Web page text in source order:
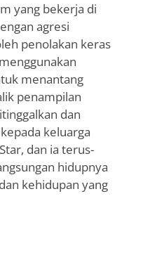
yang bekerja di
agresi
penolakan keras
menantang
penampilan
dan
keluarga
dan ia terus-
hidupnya
kehidupan yang